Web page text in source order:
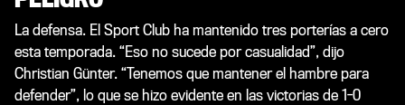
La defensa. El Sport Club ha mantenido tres porterías a cero
esta temporada. “Eso no sucede por casualidad”, dijo
Christian Günter. “Tenemos que mantener el hambre para
defender”, lo que se hizo evidente en las victorias de 1-0